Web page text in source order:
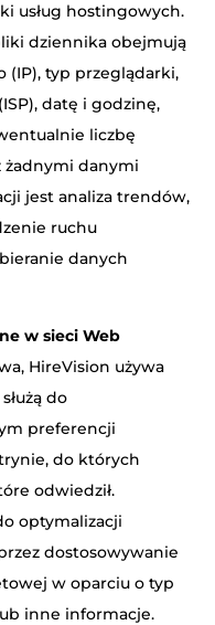
usług hostingowych.
dziennika obejmują
(IP), typ przeglądarki,
datę i godzinę,
liczbę
żadnymi danymi
jest analiza trendów,
ruchu
danych
w sieci Web
HireVision używa
do
preferencji
do których
odwiedził.
optymalizacji
dostosowywanie
w oparciu o typ
inne informacje.